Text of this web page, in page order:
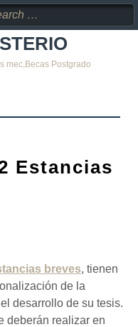
mec,Becas Postgrado
Estancias
breves, tienen
de la
desarrollo de su tesis.
deberán realizar en